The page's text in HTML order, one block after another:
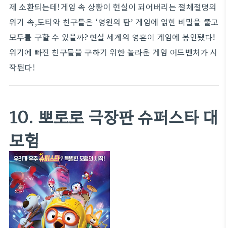
제 소환되는데!게임 속 상황이 현실이 되어버리는 절체절명의
위기 속,도티와 친구들은 ‘영원의 탑’ 게임에 얽힌 비밀을 풀고
모두를 구할 수 있을까?현실 세계의 영혼이 게임에 봉인됐다!
위기에 빠진 친구들을 구하기 위한 놀라운 게임 어드벤처가 시
작된다!
10. 뽀로로 극장판 슈퍼스타 대
모험